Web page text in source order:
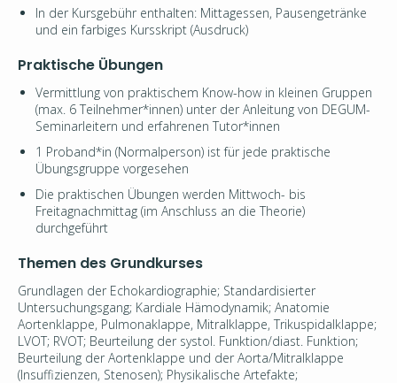
In der Kursgebühr enthalten: Mittagessen, Pausengetränke
und ein farbiges Kursskript (Ausdruck)
Praktische Übungen
Vermittlung von praktischem Know-how in kleinen Gruppen
(max. 6 Teilnehmer*innen) unter der Anleitung von DEGUM-
Seminarleitern und erfahrenen Tutor*innen
1 Proband*in (Normalperson) ist für jede praktische
Übungsgruppe vorgesehen
Die praktischen Übungen werden Mittwoch- bis
Freitagnachmittag (im Anschluss an die Theorie)
durchgeführt
Themen des Grundkurses
Grundlagen der Echokardiographie; Standardisierter
Untersuchungsgang; Kardiale Hämodynamik; Anatomie
Aortenklappe, Pulmonaklappe, Mitralklappe, Trikuspidalklappe;
LVOT; RVOT; Beurteilung der systol. Funktion/diast. Funktion;
Beurteilung der Aortenklappe und der Aorta/Mitralklappe
(Insuffizienzen, Stenosen); Physikalische Artefakte;